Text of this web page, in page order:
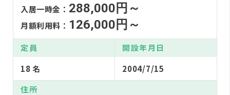
入居一時金： 288,000円～
月額利用料： 126,000円～
定員
18 名
開設年月日
2004/7/15
住所